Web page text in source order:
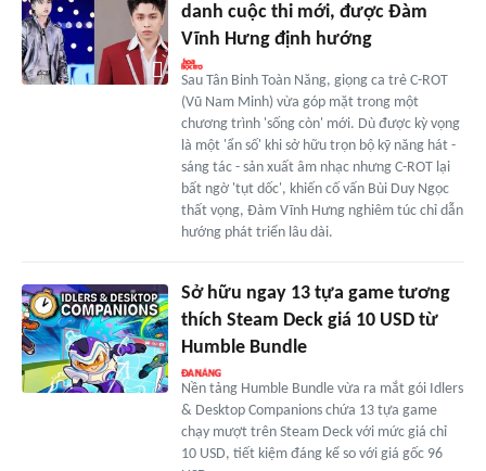
danh cuộc thi mới, được Đàm
Vĩnh Hưng định hướng
Sau Tân Binh Toàn Năng, giọng ca trẻ C-ROT
(Vũ Nam Minh) vừa góp mặt trong một
chương trình 'sống còn' mới. Dù được kỳ vọng
là một 'ẩn số' khi sở hữu trọn bộ kỹ năng hát -
sáng tác - sản xuất âm nhạc nhưng C-ROT lại
bất ngờ 'tụt dốc', khiến cố vấn Bùi Duy Ngọc
thất vọng, Đàm Vĩnh Hưng nghiêm túc chỉ dẫn
hướng phát triển lâu dài.
Sở hữu ngay 13 tựa game tương
thích Steam Deck giá 10 USD từ
Humble Bundle
Nền tảng Humble Bundle vừa ra mắt gói Idlers
& Desktop Companions chứa 13 tựa game
chạy mượt trên Steam Deck với mức giá chỉ
10 USD, tiết kiệm đáng kể so với giá gốc 96